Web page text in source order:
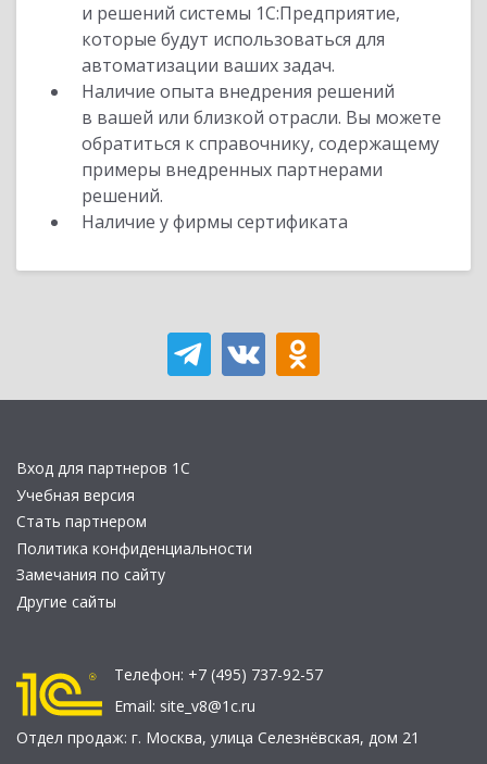
и решений системы 1С:Предприятие,
которые будут использоваться для
автоматизации ваших задач.
Наличие опыта внедрения решений
в вашей или близкой отрасли. Вы можете
обратиться к справочнику, содержащему
примеры внедренных партнерами
решений.
Наличие у фирмы сертификата
Вход для партнеров 1С
Учебная версия
Стать партнером
Политика конфиденциальности
Замечания по сайту
Другие сайты
Телефон: +7 (495) 737-92-57
Email: site_v8@1c.ru
Отдел продаж: г. Москва, улица Селезнёвская, дом 21